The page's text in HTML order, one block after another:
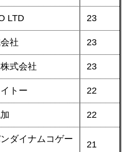
LTD 23
社 23
式会社 23
トー 22
22
ダイナムコゲー
21